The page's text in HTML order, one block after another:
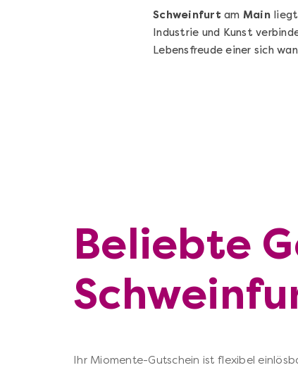
Schweinfurt am Mainliegt
Industrie und Kunst
Lebensfreude einer sich
Beliebte
Ihr Miomente-Gutschein ist flexibel